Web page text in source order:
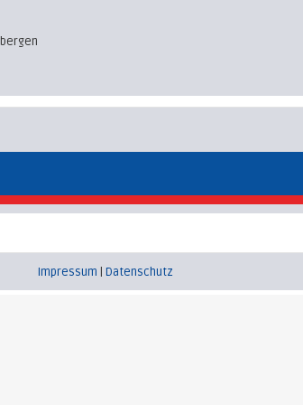
Impressum |Datenschutz